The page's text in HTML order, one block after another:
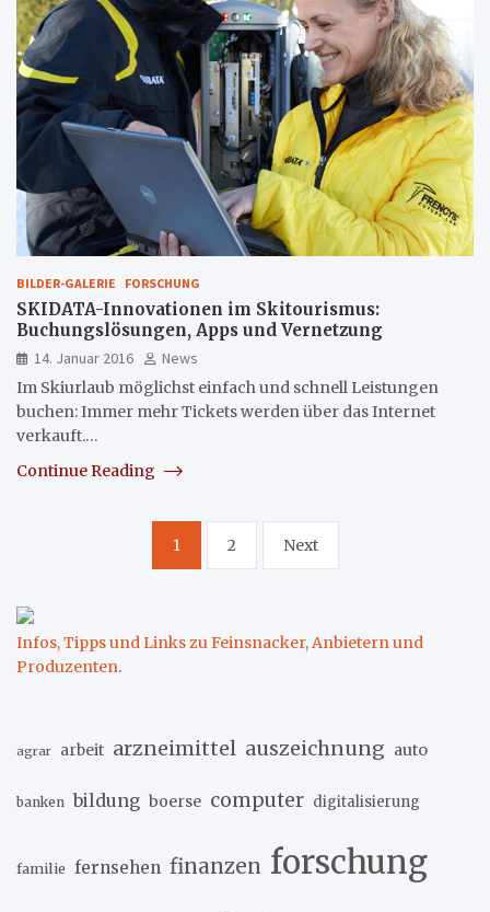
BILDER-GALERIE FORSCHUNG
SKIDATA-Innovationen im Skitourismus:
Buchungslösungen, Apps und Vernetzung
14. Januar 2016
News
Im Skiurlaub möglichst einfach und schnell Leistungen
buchen: Immer mehr Tickets werden über das Internet
verkauft.…
Continue Reading
Seitennummerierung
Beiträge
1 2 Next
Infos, Tipps und Links zu Feinsnacker, Anbietern und
Produzenten.
agrar arbeit arzneimittel auszeichnung auto
banken bildung boerse computer digitalisierung
familie fernsehen finanzen forschung